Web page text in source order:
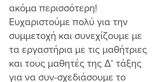
ακόμα περισσότερη!
Ευχαριστούμε πολύ για την
συμμετοχή και συνεχίζουμε με
τα εργαστήρια με τις μαθήτριες
και τους μαθητές της Δ’ τάξης
για να συν-σχεδιάσουμε το